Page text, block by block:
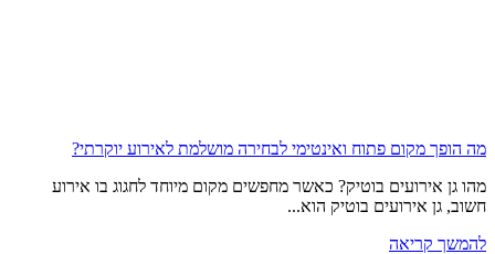
מה הופך מקום פתוח ואינטימי לבחירה מושלמת לאירוע יוקרתי?
מהו גן אירועים בוטיק? כאשר מחפשים מקום מיוחד לחגוג בו אירוע
חשוב, גן אירועים בוטיק הוא...
להמשך קריאה